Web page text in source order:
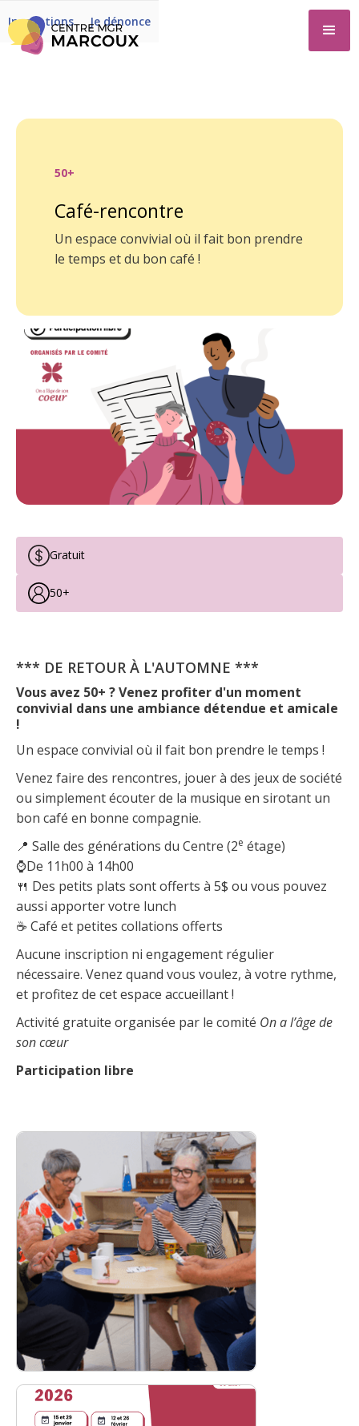
Inscriptions Je dénonce
50+
Café-rencontre
Un espace convivial où il fait bon prendre
le temps et du bon café !
Gratuit
50+
*** DE RETOUR À L'AUTOMNE ***
Vous avez 50+ ? Venez profiter d'un moment
convivial dans une ambiance détendue et amicale
!
Un espace convivial où il fait bon prendre le temps !
Venez faire des rencontres, jouer à des jeux de société
ou simplement écouter de la musique en sirotant un
bon café en bonne compagnie.
📍 Salle des générations du Centre (2e étage)
⌚De 11h00 à 14h00
🍴 Des petits plats sont offerts à 5$ ou vous pouvez
aussi apporter votre lunch
☕ Café et petites collations offerts
Aucune inscription ni engagement régulier
nécessaire. Venez quand vous voulez, à votre rythme,
et profitez de cet espace accueillant !
Activité gratuite organisée par le comité On a l’âge de
son cœur
Participation libre